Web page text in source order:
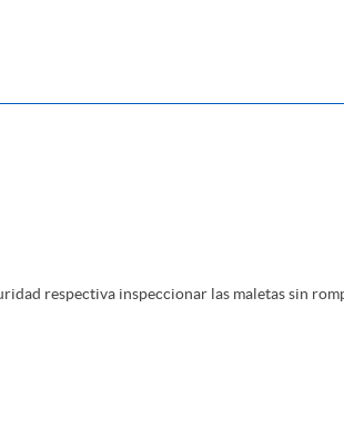
respectiva inspeccionar las maletas sin